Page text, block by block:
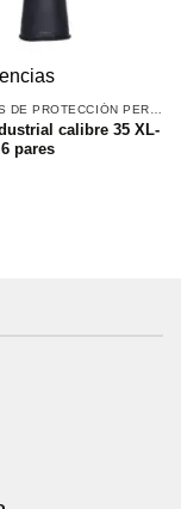
ELEMENTOS DE PROTECCIÓN PERSONAL
calibre 35 XL-
pares